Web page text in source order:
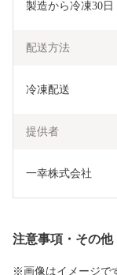
製造から冷凍30日
配送方法
冷凍配送
提供者
一幸株式会社
注意事項・その他
※画像はイメージで